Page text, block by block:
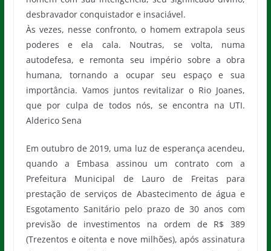
desbravador conquistador e insaciável.
Às vezes, nesse confronto, o homem extrapola seus
poderes e ela cala. Noutras, se volta, numa
autodefesa, e remonta seu império sobre a obra
humana, tornando a ocupar seu espaço e sua
importância. Vamos juntos revitalizar o Rio Joanes,
que por culpa de todos nós, se encontra na UTI.
Alderico Sena
Em outubro de 2019, uma luz de esperança acendeu,
quando a Embasa assinou um contrato com a
Prefeitura Municipal de Lauro de Freitas para
prestação de serviços de Abastecimento de água e
Esgotamento Sanitário pelo prazo de 30 anos com
previsão de investimentos na ordem de R$ 389
(Trezentos e oitenta e nove milhões), após assinatura